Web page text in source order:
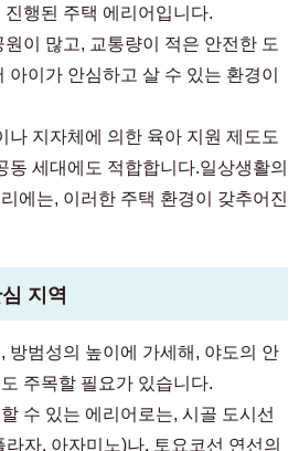
행된 주택 에리어입니다.
이 많고, 교통량이 적은 안전한 도
아이가 안심하고 살 수 있는 환경이
나 지자체에 의한 육아 지원 제도도
동 세대에도 적합합니다.일상생활의
에는, 이러한 주택 환경이 갖추어진
지역
방범성의 높이에 가세해, 야도의 안
주목할 필요가 있습니다.
수 있는 에리어로는, 시골 도시선
자, 아자미노)나, 토요코선 연선의